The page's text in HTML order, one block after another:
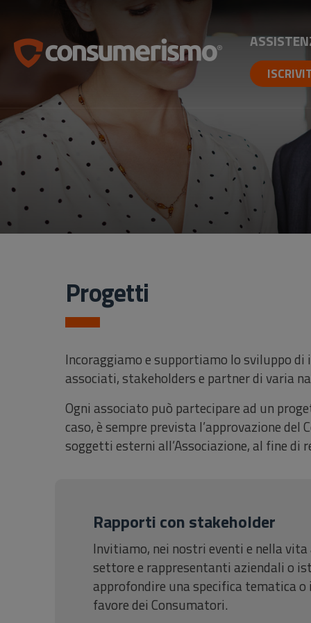
Progetti
Incoraggiamo e supportiamo lo sviluppo
associati, stakeholders e partner di varia
Ogni associato può partecipare ad un
caso, è sempre prevista l’approvazione
soggetti esterni all’Associazione, al fine
Rapporti con stakeholder
Invitiamo, nei nostri eventi e nella
settore e rappresentanti aziendali o
approfondire una specifica tematica
favore dei Consumatori.